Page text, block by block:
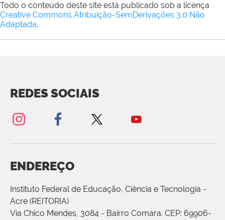
Todo o conteúdo deste site está publicado sob a licença
Creative Commons Atribuição-SemDerivações 3.0 Não
Adaptada.
REDES SOCIAIS
ENDEREÇO
Instituto Federal de Educação, Ciência e Tecnologia -
Acre (REITORIA)
Via Chico Mendes, 3084 - Bairro Comara. CEP: 69906-